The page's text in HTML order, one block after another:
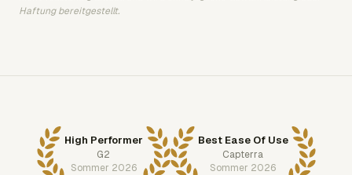
Haftung bereitgestellt.
High Performer
G2
Sommer 2026
Best Ease Of Use
Capterra
Sommer 2026